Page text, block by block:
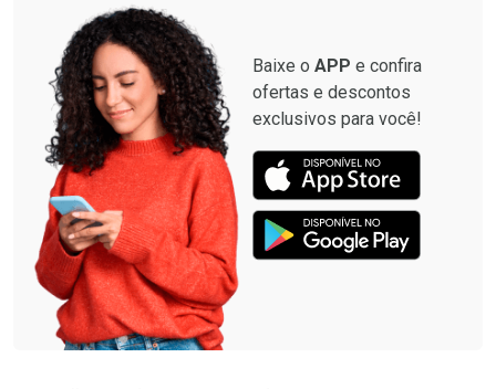
Baixe o APP e confira
ofertas e descontos
exclusivos para você!